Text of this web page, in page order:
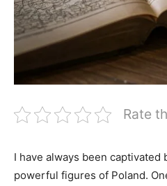
Rate
I⁣ have‍ always been‌ captivated
powerful figures ⁢of Poland.